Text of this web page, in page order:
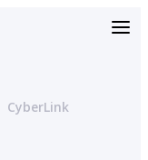
CyberLink